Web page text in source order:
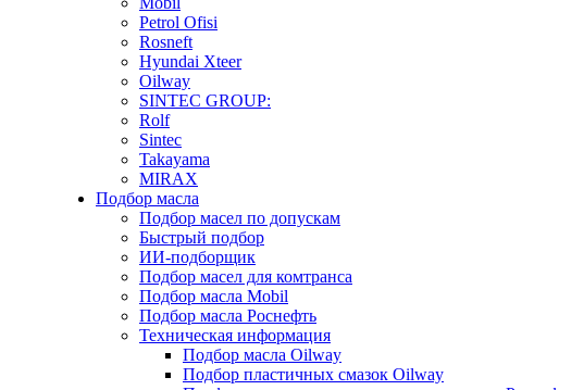
Petrol Ofisi
Rosneft
Hyundai Xteer
Oilway
SINTEC GROUP:
Rolf
Sintec
Takayama
MIRAX
Подбор масла
Подбор масел по допускам
Быстрый подбор
ИИ-подборщик
Подбор масел для комтранса
Подбор масла Mobil
Подбор масла Роснефть
Техническая информация
Подбор масла Oilway
Подбор пластичных смазок Oilway